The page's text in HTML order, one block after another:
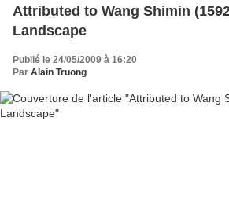
Attributed to Wang Shimin
Landscape
Publié le 24/05/2009 à 16:20
Par Alain Truong